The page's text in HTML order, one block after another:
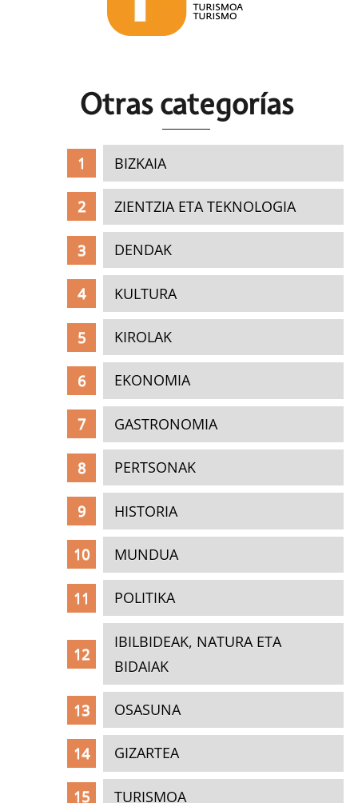
Otras categorías
BIZKAIA
ZIENTZIA ETA TEKNOLOGIA
DENDAK
KULTURA
KIROLAK
EKONOMIA
GASTRONOMIA
PERTSONAK
HISTORIA
MUNDUA
POLITIKA
IBILBIDEAK, NATURA ETA
BIDAIAK
OSASUNA
GIZARTEA
TURISMOA